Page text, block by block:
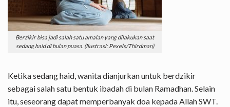
Berzikir bisa jadi salah satu amalan yang dilakukan saat
sedang haid di bulan puasa. (Ilustrasi: Pexels/Thirdman)
Ketika sedang haid, wanita dianjurkan untuk berdzikir
sebagai salah satu bentuk ibadah di bulan Ramadhan. Selain
itu, seseorang dapat memperbanyak doa kepada Allah SWT.